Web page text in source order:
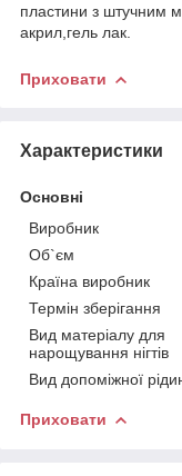
пластини з штучним
акрил,гель лак.
Приховати
Характеристики
Основні
Виробник
Об`єм
Країна виробник
Термін зберігання
Вид матеріалу для
нарощування нігтів
Вид допоміжної
Приховати